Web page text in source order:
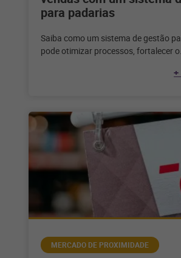
para padarias
Saiba como um sistema de gestão
pode otimizar processos, fortalecer o
+
MERCADO DE PROXIMIDADE